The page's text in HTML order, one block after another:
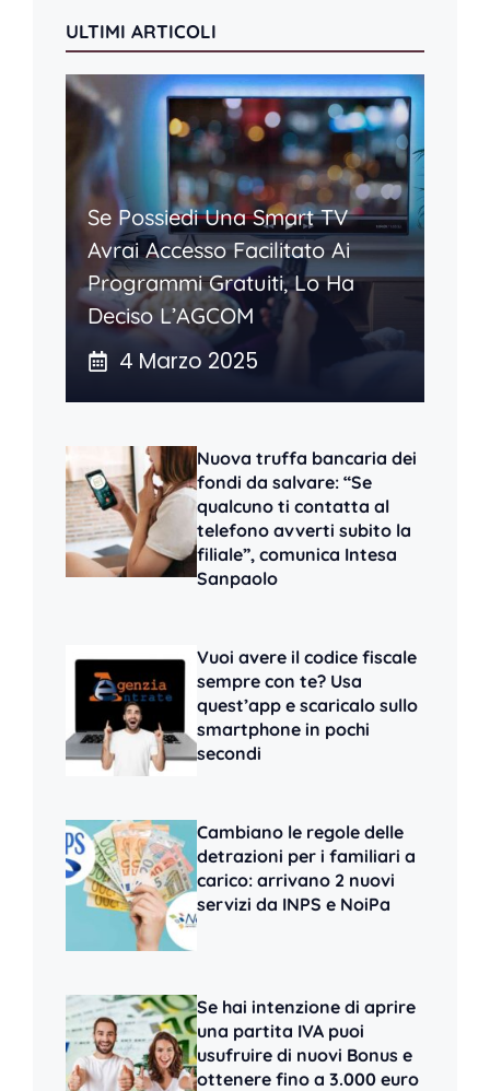
ULTIMI ARTICOLI
Se Possiedi Una Smart TV
Avrai Accesso Facilitato Ai
Programmi Gratuiti, Lo Ha
Deciso L’AGCOM
4 Marzo 2025
Nuova truffa bancaria dei
fondi da salvare: “Se
qualcuno ti contatta al
telefono avverti subito la
filiale”, comunica Intesa
Sanpaolo
Vuoi avere il codice fiscale
sempre con te? Usa
quest’app e scaricalo sullo
smartphone in pochi
secondi
Cambiano le regole delle
detrazioni per i familiari a
carico: arrivano 2 nuovi
servizi da INPS e NoiPa
Se hai intenzione di aprire
una partita IVA puoi
usufruire di nuovi Bonus e
ottenere fino a 3.000 euro